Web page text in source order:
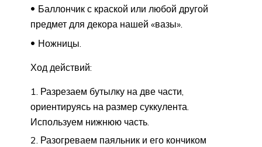
Баллончик с краской или любой другой
предмет для декора нашей «вазы».
Ножницы.
Ход действий:
Разрезаем бутылку на две части,
ориентируясь на размер суккулента.
Используем нижнюю часть.
Разогреваем паяльник и его кончиком